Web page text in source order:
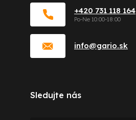
info@gario.sk
+420 731 118 164
Sledujte nás